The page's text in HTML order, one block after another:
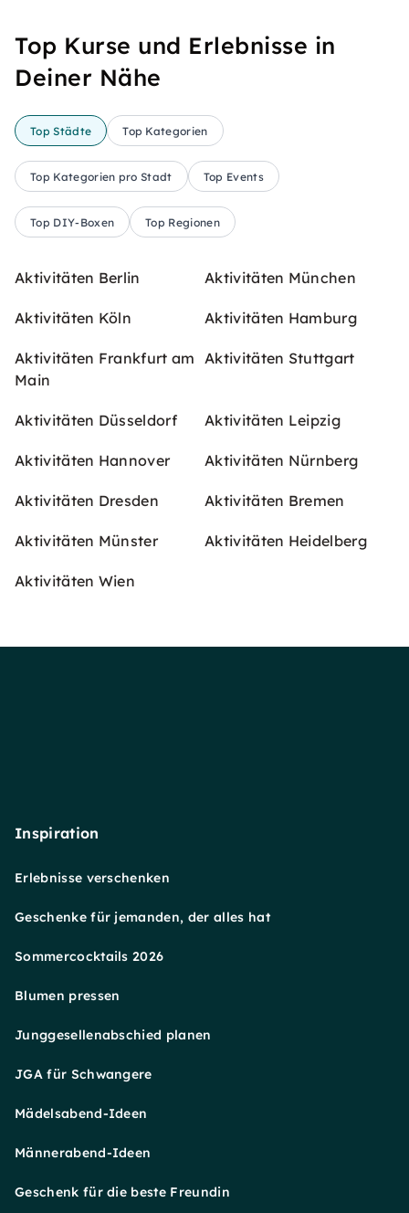
Top Kurse und Erlebnisse in
Deiner Nähe
Top Städte Top Kategorien
Top Kategorien pro Stadt Top Events
Top DIY-Boxen Top Regionen
Aktivitäten Berlin Aktivitäten München
Aktivitäten Köln Aktivitäten Hamburg
Aktivitäten Frankfurt am
Main
Aktivitäten Stuttgart
Aktivitäten Düsseldorf Aktivitäten Leipzig
Aktivitäten Hannover Aktivitäten Nürnberg
Aktivitäten Dresden Aktivitäten Bremen
Aktivitäten Münster Aktivitäten Heidelberg
Aktivitäten Wien
Inspiration
Erlebnisse verschenken
Geschenke für jemanden, der alles hat
Sommercocktails 2026
Blumen pressen
Junggesellenabschied planen
JGA für Schwangere
Mädelsabend-Ideen
Männerabend-Ideen
Geschenk für die beste Freundin